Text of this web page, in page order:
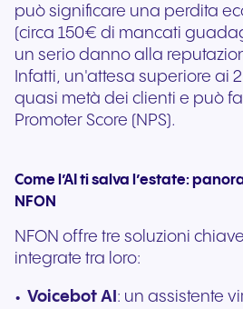
può significare una perdita
(circa 150€ di mancati
un serio danno alla
Infatti, un'attesa superiore ai
quasi metà dei clienti e può
Promoter Score (NPS).
Come l’AI ti salva l’estate:
NFON
NFON offre tre soluzioni
integrate tra loro:
Voicebot AI : un assistente